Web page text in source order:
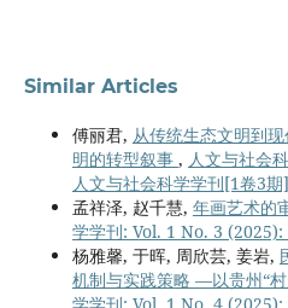
Similar Articles
傅丽君, 从传统生态文明到
明的转型叙事 , 人文与社会
人文与社会科学学刊[1卷3期]
孟祥泽, 赵千慧, 年画艺术的
学学刊: Vol. 1 No. 3
杨雅馨, 于晖, 周欣芸, 姜岩,
机制与实践策略 —以贵州“